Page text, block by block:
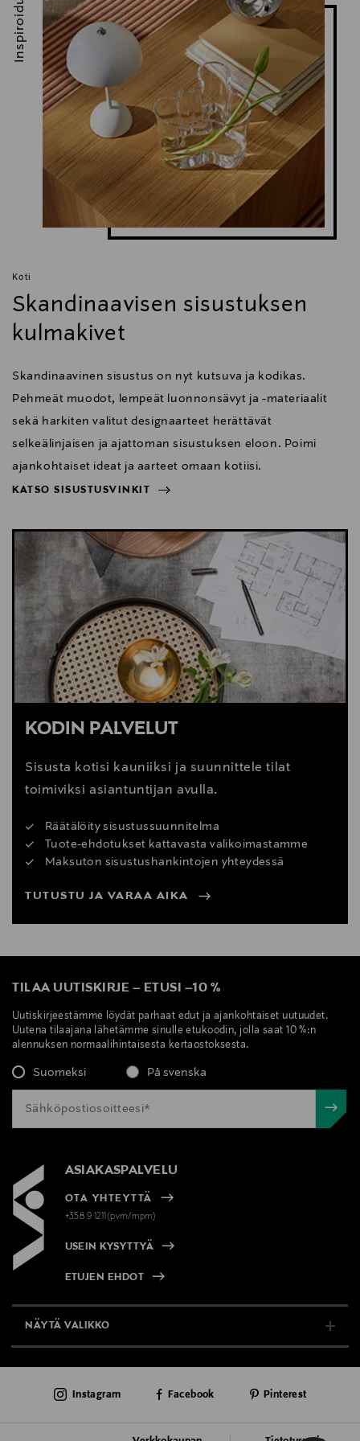
Koti
Skandinaavisen sisustuksen
kulmakivet
Skandinaavinen sisustus on nyt kutsuva ja kodikas.
Pehmeät muodot, lempeät luonnonsävyt ja -materiaalit
sekä harkiten valitut designaarteet herättävät
selkeälinjaisen ja ajattoman sisustuksen eloon. Poimi
ajankohtaiset ideat ja aarteet omaan kotiisi.
KATSO SISUSTUSVINKIT
Inspiroidu
KATSO SISUSTUSVINKIT
KODIN PALVELUT
Sisusta kotisi kauniiksi ja suunnittele tilat
toimiviksi asiantuntijan avulla.
Räätälöity sisustussuunnitelma
Tuote-ehdotukset kattavasta valikoimastamme
Maksuton sisustushankintojen yhteydessä
TUTUSTU JA VARAA AIKA
TILAA UUTISKIRJE – ETUSI –10 %
Uutiskirjeestämme löydät parhaat edut ja ajankohtaiset uutuudet.
Uutena tilaajana lähetämme sinulle etukoodin, jolla saat 10 %:n
alennuksen normaalihintaisesta kertaostoksesta.
Suomeksi På svenska
ASIAKASPALVELU
OTA YHTEYTTÄ
+358 9 1211(pvm/mpm)
USEIN KYSYTTYÄ
ETUJEN EHDOT
NÄYTÄ VALIKKO
AJANKOHTAISTA
Instagram Facebook Pinterest